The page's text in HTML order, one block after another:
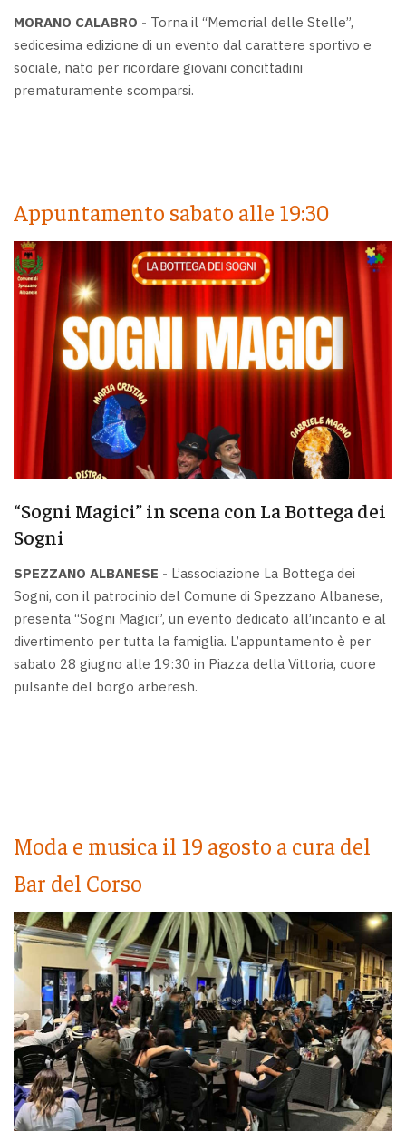
MORANO CALABRO - Torna il “Memorial delle Stelle”,
sedicesima edizione di un evento dal carattere sportivo e
sociale, nato per ricordare giovani concittadini
prematuramente scomparsi.
Appuntamento sabato alle 19:30
“Sogni Magici” in scena con La Bottega dei
Sogni
SPEZZANO ALBANESE - L’associazione La Bottega dei
Sogni, con il patrocinio del Comune di Spezzano Albanese,
presenta “Sogni Magici”, un evento dedicato all’incanto e al
divertimento per tutta la famiglia. L’appuntamento è per
sabato 28 giugno alle 19:30 in Piazza della Vittoria, cuore
pulsante del borgo arbëresh.
Moda e musica il 19 agosto a cura del
Bar del Corso